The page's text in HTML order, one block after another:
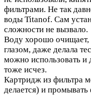
фильтрами. Не так
воды Titanof. Сам
сложности не вызвало.
Воду хорошо
глазом, даже делала
можно использовать и
тоже исчез.
Картридж из фильтра
делается) и промывать